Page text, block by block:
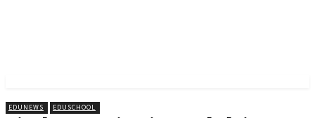
EDUNEWS EDUSCHOOL